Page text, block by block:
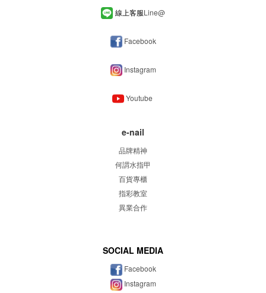
線上客服Line@
Facebook
Instagram
Youtube
e-nail
品牌精神
何謂水指甲
百貨專櫃
指彩教室
異業合作
SOCIAL MEDIA
Facebook
Instagram